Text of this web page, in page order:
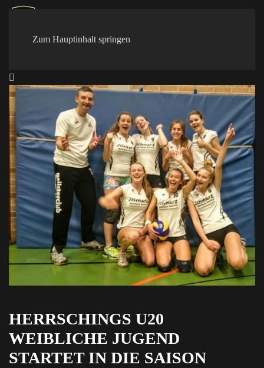
Zum Hauptinhalt springen
HERRSCHINGS U20
WEIBLICHE JUGEND
STARTET IN DIE SAISON